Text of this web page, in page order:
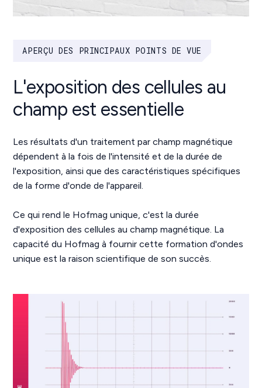
APERÇU DES PRINCIPAUX POINTS DE VUE
L'exposition des cellules au
champ est essentielle
Les résultats d'un traitement par champ magnétique
dépendent à la fois de l'intensité et de la durée de
l'exposition, ainsi que des caractéristiques spécifiques
de la forme d'onde de l'appareil.
Ce qui rend le Hofmag unique, c'est la durée
d'exposition des cellules au champ magnétique. La
capacité du Hofmag à fournir cette formation d'ondes
unique est la raison scientifique de son succès.